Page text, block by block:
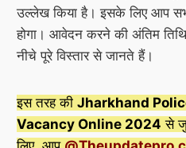
उल्लेख किया है। इसके लिए आप
होगा। आवेदन करने की अंतिम
नीचे पूरे विस्तार से जानते हैं।
इस तरह की Jharkhand
Vacancy Online 2024 से